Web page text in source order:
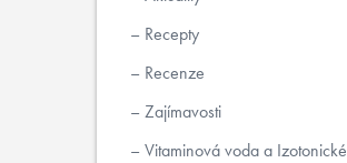
Recepty
Recenze
Zajímavosti
Vitaminová voda a Izotonické